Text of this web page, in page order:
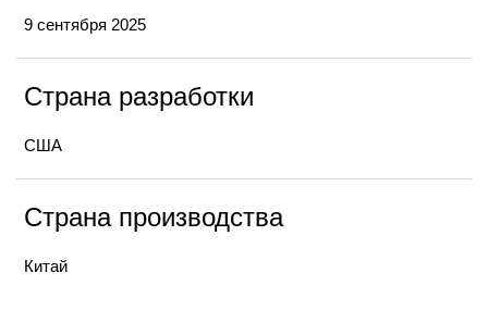
9 сентября 2025
Страна разработки
США
Страна производства
Китай